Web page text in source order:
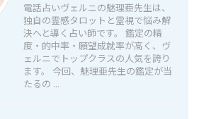
電話占いヴェルニの魅理亜先生は、
独自の霊感タロットと霊視で悩み解
決へと導く占い師です。 鑑定の精
度・的中率・願望成就率が高く、ヴ
ェルニでトップクラスの人気を誇り
ます。 今回、魅理亜先生の鑑定が当
たるの ...